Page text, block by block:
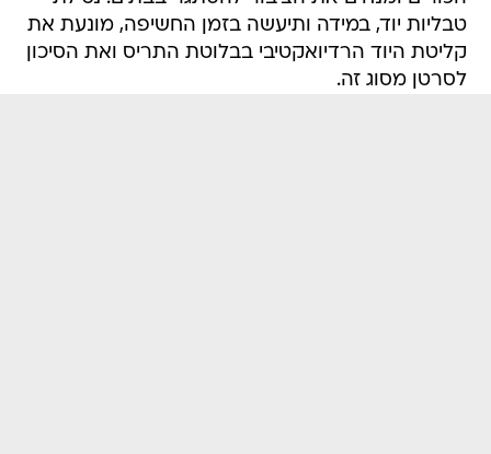
טבליות יוד, במידה ותיעשה בזמן החשיפה, מונעת את
קליטת היוד הרדיואקטיבי בבלוטת התריס ואת הסיכון
לסרטן מסוג זה.